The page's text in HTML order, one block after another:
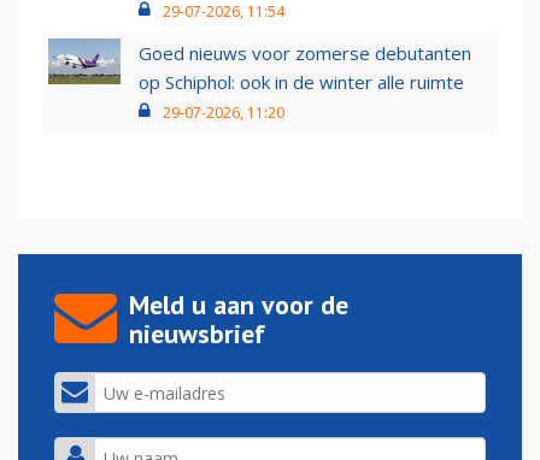
29-07-2026, 11:54
Goed nieuws voor zomerse debutanten
op Schiphol: ook in de winter alle ruimte
29-07-2026, 11:20
Meld u aan voor de
nieuwsbrief